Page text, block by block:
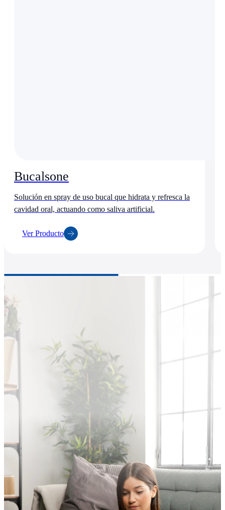
Bucalsone
Solución en spray de uso bucal que hidrata y refresca la
cavidad oral, actuando como saliva artificial.
Ver Producto